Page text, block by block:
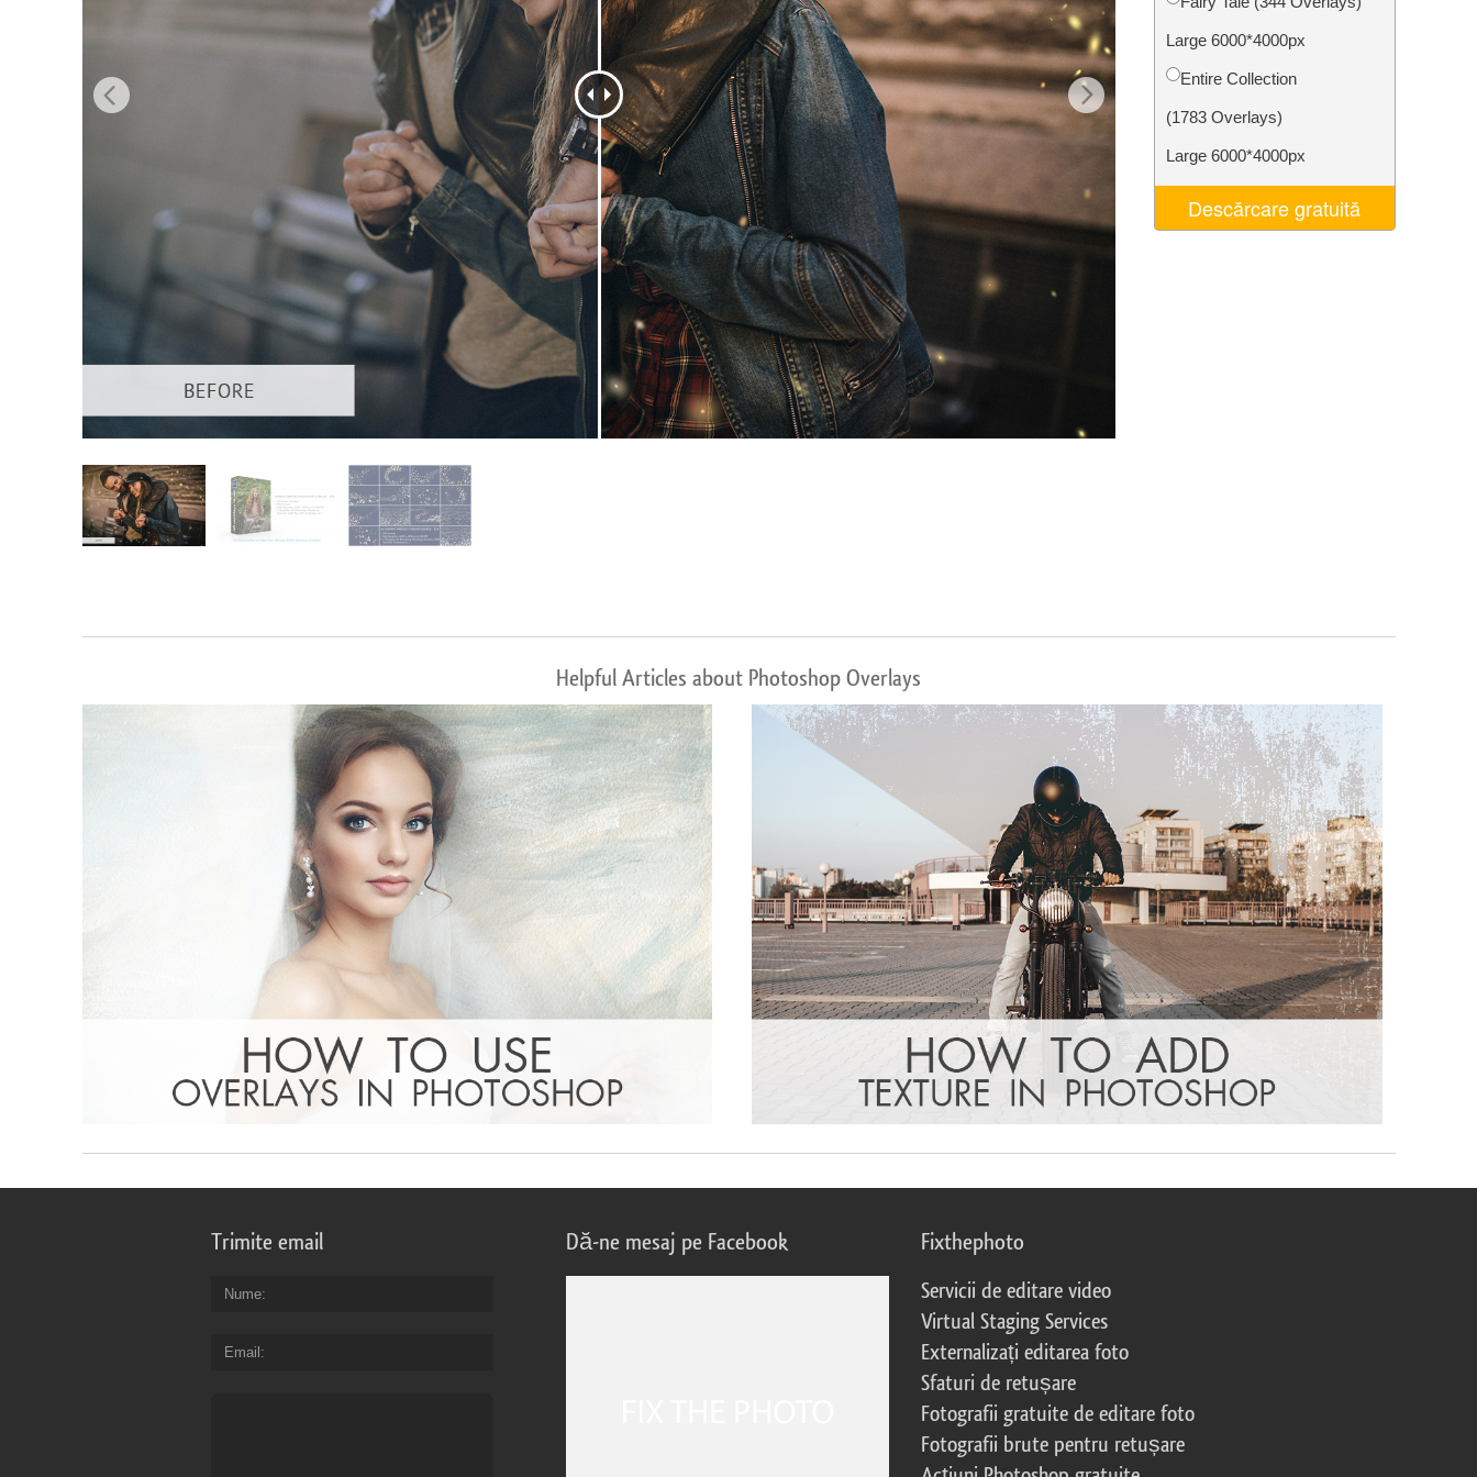
Retusarea produsului Servicii Bijuterii Retușând Servicii Date de Antrenament AI Video Editing Services
Large 6000*4000px
Entire Collection
(1783 Overlays)
Large 6000*4000px
Descărcare gratuită
Helpful Articles about Photoshop Overlays
Trimite email
Nume
Email
Dă-ne mesaj pe Facebook Fixthephoto
Servicii de editare video
Virtual Staging Services
Externalizați editarea foto
Sfaturi de retușare
Fotografii gratuite de editare foto
Fotografii brute pentru retușare